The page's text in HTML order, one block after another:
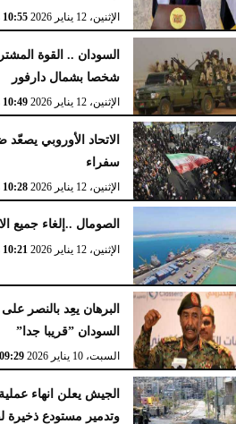
الإثنين، 12 يناير 2026 10:55 مـ
شخصا بشمال دارفور
الإثنين، 12 يناير 2026 10:49 مـ
سفراء
الإثنين، 12 يناير 2026 10:28 مـ
الصومال ..إلغاء جميع
الإثنين، 12 يناير 2026 10:21 مـ
البرهان يعِد بالنصر
السودان ”قريبا جدا”
السبت، 10 يناير 2026 09:29 صـ
الجيش يعلن انهاء
وتدمير مستودع ذخيرة